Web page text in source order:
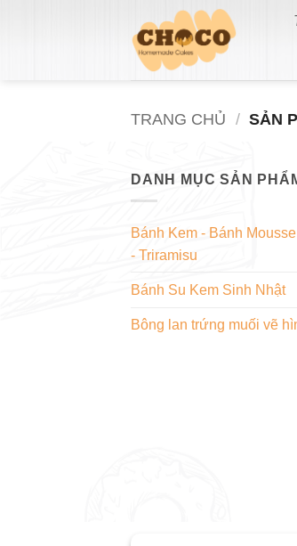
TRANG CHỦ / SẢN
DANH MỤC SẢN
Bánh Kem - Bánh Mousse
- Triramisu
Bánh Su Kem Sinh Nhật
Bông lan trứng muối vẽ